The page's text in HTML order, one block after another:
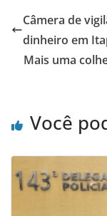
e
b
o
er
Câmera de
dinheiro em
Mais uma
Você